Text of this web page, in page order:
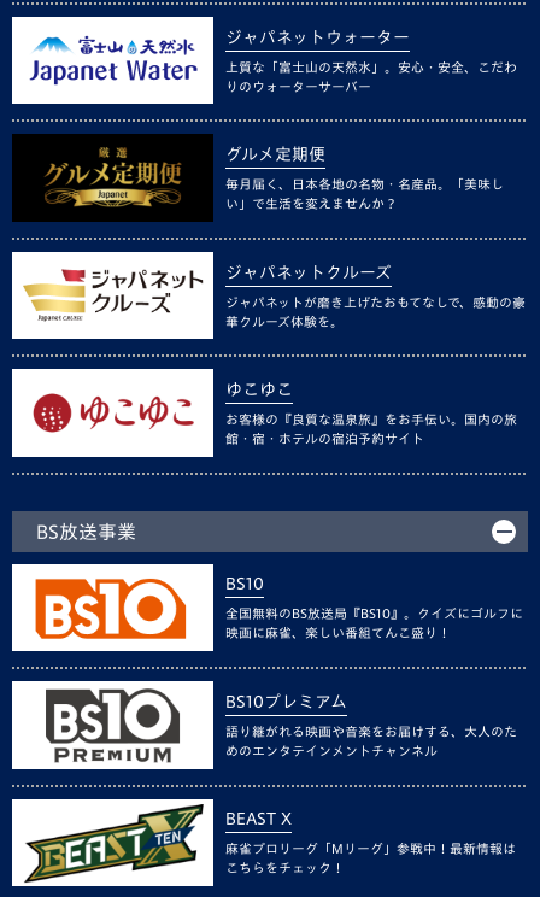
ジャパネットウォーター
上質な「富士山の天然水」。安心・安全、こだわ
りのウォーターサーバー
グルメ定期便
毎月届く、日本各地の名物・名産品。「美味し
い」で生活を変えませんか？
ジャパネットクルーズ
ジャパネットが磨き上げたおもてなしで、感動の豪
華クルーズ体験を。
ゆこゆこ
お客様の『良質な温泉旅』をお手伝い。国内の旅
館・宿・ホテルの宿泊予約サイト
BS放送事業
BS10
全国無料のBS放送局『BS10』。クイズにゴルフに
映画に麻雀、楽しい番組てんこ盛り！
BS10プレミアム
語り継がれる映画や音楽をお届けする、大人のた
めのエンタテインメントチャンネル
BEAST X
麻雀プロリーグ「Mリーグ」参戦中！最新情報は
こちらをチェック！